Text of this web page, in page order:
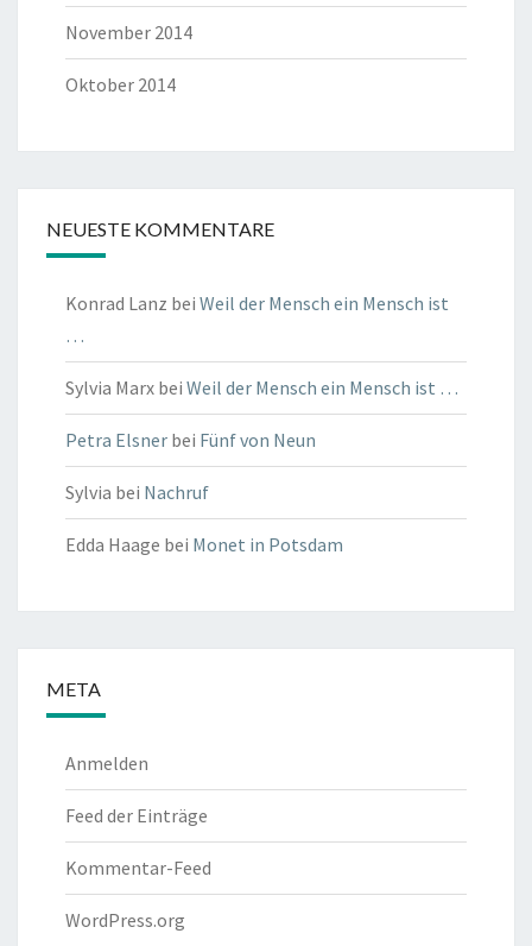
November 2014
Oktober 2014
NEUESTE KOMMENTARE
Konrad Lanz bei Weil der Mensch ein Mensch ist
…
Sylvia Marx bei Weil der Mensch ein Mensch ist …
Petra Elsner bei Fünf von Neun
Sylvia bei Nachruf
Edda Haage bei Monet in Potsdam
META
Anmelden
Feed der Einträge
Kommentar-Feed
WordPress.org